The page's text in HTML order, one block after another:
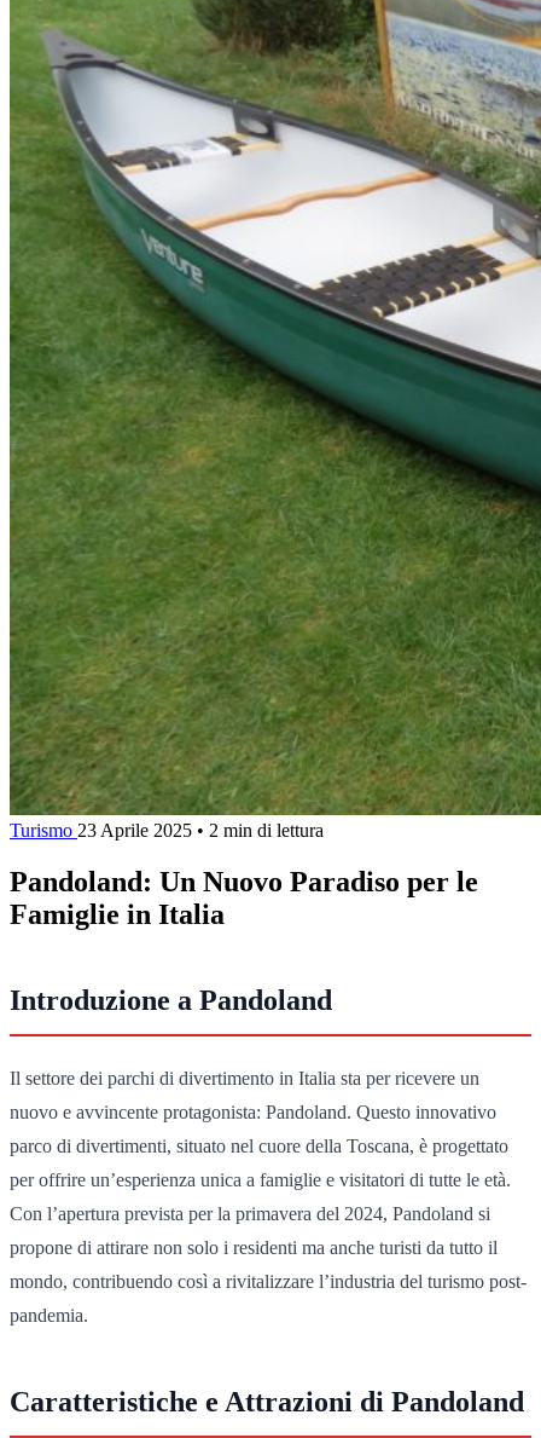
Turismo 23 Aprile 2025 • 2 min di lettura
Pandoland: Un Nuovo Paradiso per le
Famiglie in Italia
Introduzione a Pandoland
Il settore dei parchi di divertimento in Italia sta per ricevere un
nuovo e avvincente protagonista: Pandoland. Questo innovativo
parco di divertimenti, situato nel cuore della Toscana, è progettato
per offrire un’esperienza unica a famiglie e visitatori di tutte le età.
Con l’apertura prevista per la primavera del 2024, Pandoland si
propone di attirare non solo i residenti ma anche turisti da tutto il
mondo, contribuendo così a rivitalizzare l’industria del turismo post-
pandemia.
Caratteristiche e Attrazioni di Pandoland